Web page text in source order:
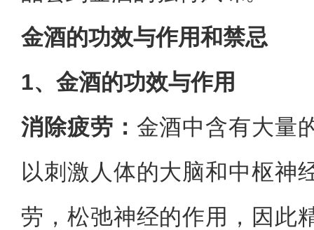
金酒的功效与作用和禁忌
1、金酒的功效与作用
消除疲劳： 金酒中含有大量
以刺激人体的大脑和中枢神
劳，松弛神经的作用，因此